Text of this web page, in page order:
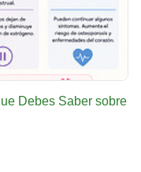
Debes Saber sobre